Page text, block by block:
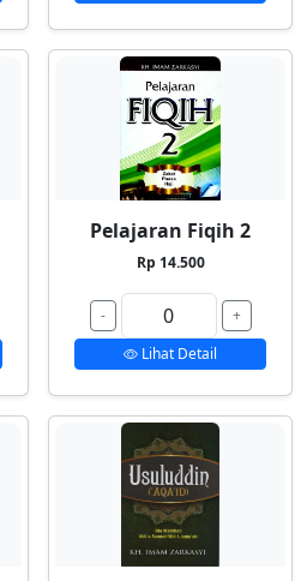
Pelajaran Fiqih 2
Rp 14.500
-
+
Lihat Detail